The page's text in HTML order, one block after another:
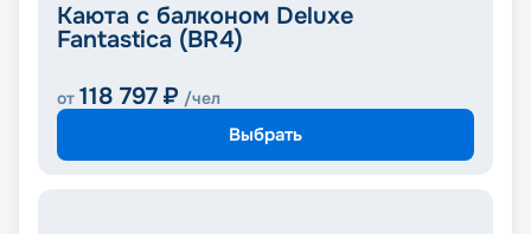
Каюта с балконом Deluxe
Fantastica (BR4)
от 118 797 ₽ /чел
Выбрать